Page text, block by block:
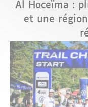
Al Hoceïma :
et une